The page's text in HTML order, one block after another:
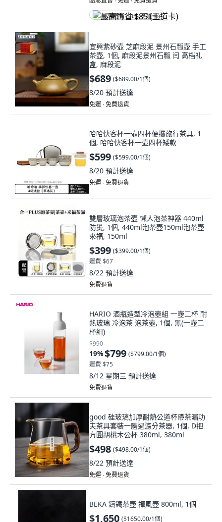
最高再省 $85 (王道卡)
宜興紫砂壺 芝麻段泥 景州石瓢壺 手工
茶壺, 1個, 麻段泥景州石瓢 闫 高档礼
盒, 麻段泥
$689 ($689.00/1個)
8/20 預計送達
免運 ∙ 免費退貨
哈哈快客杯一壺四杯便攜旅行茶具, 1
個, 哈哈快客杯一壶四杯矮款
$599 ($599.00/1個)
8/20 預計送達
免運 ∙ 免費退貨
雙層玻璃泡茶壺 懶人泡茶神器 440ml
防燙, 1個, 440ml泡茶壺150ml泡茶壺
來福, 150ml
$399 ($399.00/1個)
運費 $67
8/22 預計送達
免費退貨
HARIO 酒瓶造型冷泡壺組 一壺二杯 耐
熱玻璃 冷泡茶 泡茶壺, 1個, 黑(一壺二
杯組)
$990
19%$799 ($799.00/1個)
運費 $75
8/12 星期三 預計送達
免費退貨
good 硅玻璃加厚耐熱公道杯帶茶漏功
夫茶具套裝一體過濾分茶器, 1個, D把
方圓胡桃木公杯 380ml, 380ml
$498 ($498.00/1個)
8/22 預計送達
免運 ∙ 免費退貨
BEKA 鑄鐵茶壺 禪風壺 800ml, 1個
$1,650 ($1650.00/1個)